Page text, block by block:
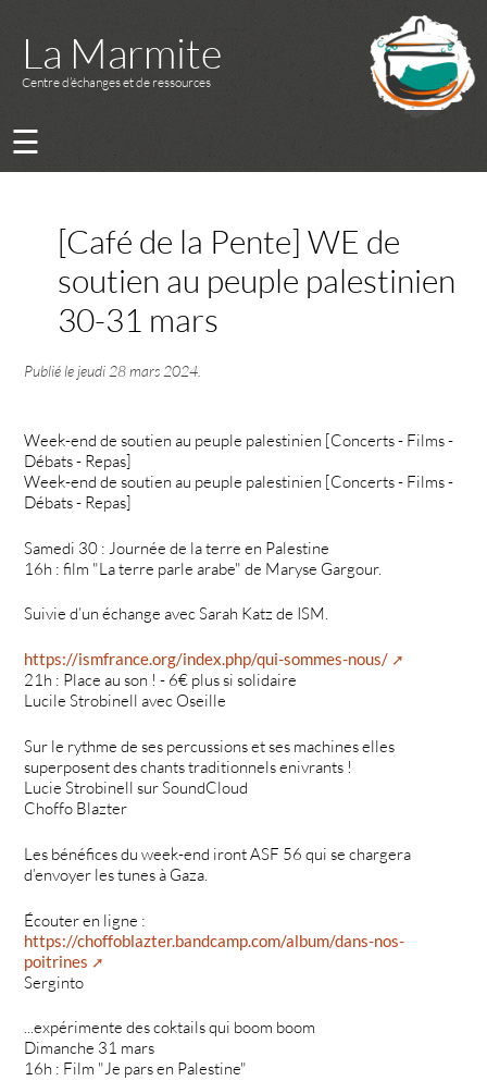
La Marmite
Centre d’échanges et de ressources
☰
[Café de la Pente] WE de
soutien au peuple palestinien
30-31 mars
Publié le jeudi 28 mars 2024
Week-end de soutien au peuple palestinien [Concerts - Films -
Débats - Repas]
Week-end de soutien au peuple palestinien [Concerts - Films -
Débats - Repas]
Samedi 30 : Journée de la terre en Palestine
16h : film "La terre parle arabe" de Maryse Gargour.
Suivie d’un échange avec Sarah Katz de ISM.
https://ismfrance.org/index.php/qui-sommes-nous/
21h : Place au son ! - 6€ plus si solidaire
Lucile Strobinell avec Oseille
Sur le rythme de ses percussions et ses machines elles
superposent des chants traditionnels enivrants !
Lucie Strobinell sur SoundCloud
Choffo Blazter
Les bénéfices du week-end iront ASF 56 qui se chargera
d’envoyer les tunes à Gaza.
Écouter en ligne :
https://choffoblazter.bandcamp.com/album/dans-nos-
poitrines
Serginto
...expérimente des coktails qui boom boom
Dimanche 31 mars
16h : Film "Je pars en Palestine"